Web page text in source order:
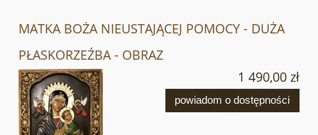
MATKA BOŻA NIEUSTAJĄCEJ POMOCY - DUŻA
PŁASKORZEŹBA - OBRAZ
1 490,00 zł
powiadom o dostępności